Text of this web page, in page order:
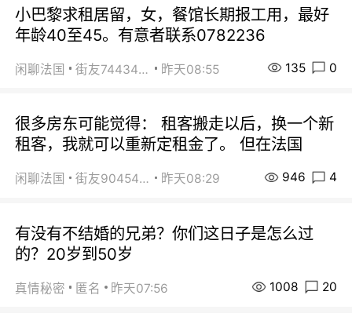
小巴黎求租居留，女，餐馆长期报工用，最好
年龄40至45。有意者联系0782236
闲聊法国 街友74434350 昨天08:55 135 0
很多房东可能觉得： 租客搬走以后，换一个新
租客，我就可以重新定租金了。 但在法国
闲聊法国 街友90454511 昨天08:29 946 4
有没有不结婚的兄弟？你们这日子是怎么过
的？20岁到50岁
真情秘密 匿名 昨天07:56 1008 20